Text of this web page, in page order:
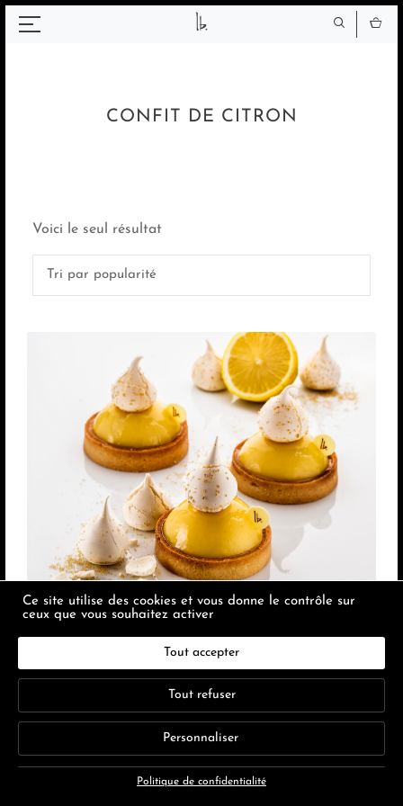
CONFIT DE CITRON
Voici le seul résultat
La tartelette au citron de Menton
6.40€
Panneau de gestion des cookies
Ce site utilise des cookies et vous donne le contrôle sur
ceux que vous souhaitez activer
Tout accepter
Tout refuser
Personnaliser
Politique de confidentialité